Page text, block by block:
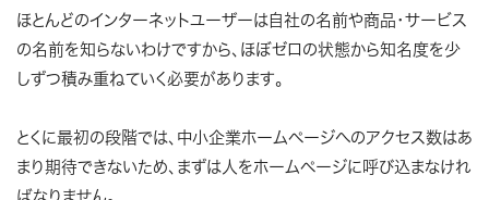
ほとんどのインターネットユーザーは自社の名前や商品・サービス
の名前を知らないわけですから、ほぼゼロの状態から知名度を少
しずつ積み重ねていく必要があります。
とくに最初の段階では、中小企業ホームページへのアクセス数はあ
まり期待できないため、まずは人をホームページに呼び込まなけれ
ばなりません。